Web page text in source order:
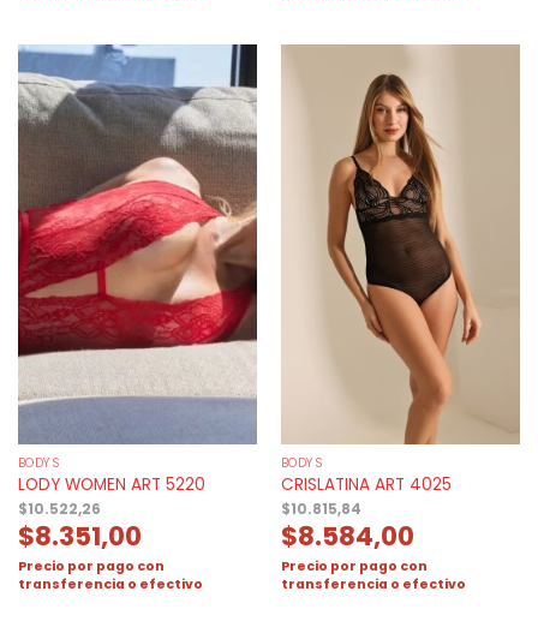
BODYS
LODY WOMEN ART 5220
$10.522,26
$8.351,00
Precio por pago con
transferencia o efectivo
BODYS
CRISLATINA ART 4025
$10.815,84
$8.584,00
Precio por pago con
transferencia o efectivo